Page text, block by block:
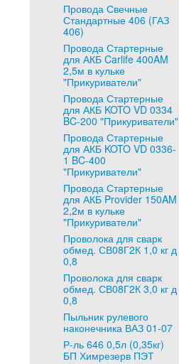
Провода Свечные
Стандартные 406 (ГАЗ
406)
Провода Стартерные
для АКБ Carlife 400AM
2,5м в кульке
"Прикуриватели"
Провода Стартерные
для АКБ KOTO VD 0334
BC-200 "Прикуриватели"
Провода Стартерные
для АКБ KOTO VD 0336-
1 BC-400
"Прикуриватели"
Провода Стартерные
для АКБ Provider 150AM
2,2м в кульке
"Прикуриватели"
Проволока для сварк
обмед. СВ08Г2К 1,0 кг д
0,8
Проволока для сварк
обмед. СВ08Г2К 3,0 кг д
0,8
Пыльник рулевого
наконечника ВАЗ 01-07
Р-ль 646 0,5л (0,35кг)
БП Химрезерв ПЭТ